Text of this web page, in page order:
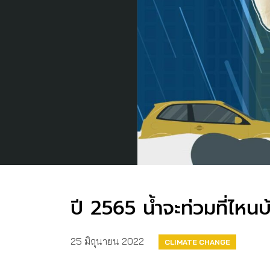
ปี 2565 น้ำจะท่วมที่ไหน
25 มิถุนายน 2022 CLIMATE CHANGE